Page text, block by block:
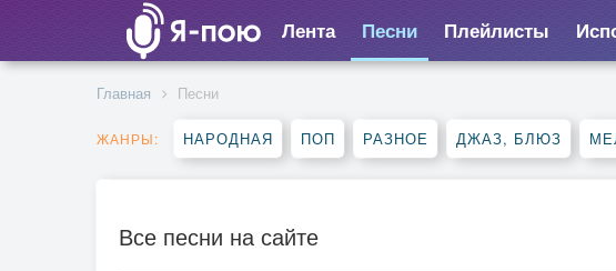
Лента Песни Плейлисты
Главная Песни
ЖАНРЫ: НАРОДНАЯ ПОП РАЗНОЕ ДЖАЗ, БЛЮЗ
Все песни на сайте